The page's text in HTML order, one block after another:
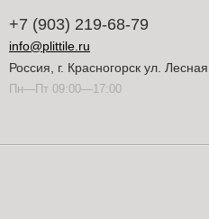
+7 (903) 219-68-79
info@plittile.ru
Россия, г. Красногорск ул.
Пн—Пт 09:00—17:00